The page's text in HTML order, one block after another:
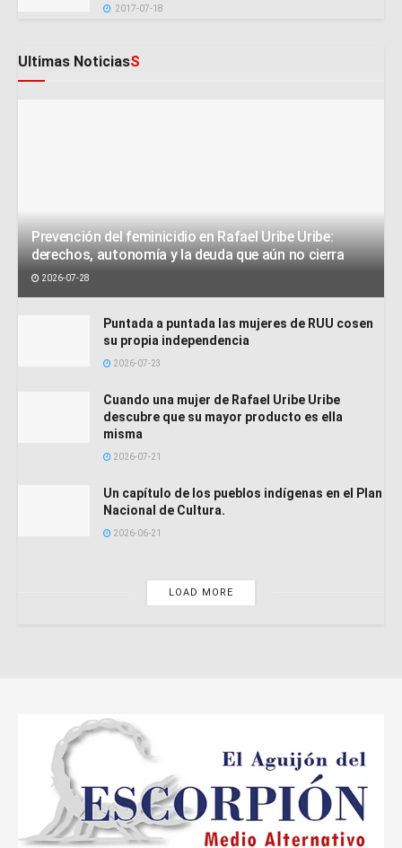
2017-07-18
Ultimas NoticiasS
Prevención del feminicidio en Rafael Uribe Uribe:
derechos, autonomía y la deuda que aún no cierra
2026-07-28
Puntada a puntada las mujeres de RUU cosen
su propia independencia
2026-07-23
Cuando una mujer de Rafael Uribe Uribe
descubre que su mayor producto es ella
misma
2026-07-21
Un capítulo de los pueblos indígenas en el Plan
Nacional de Cultura.
2026-06-21
LOAD MORE